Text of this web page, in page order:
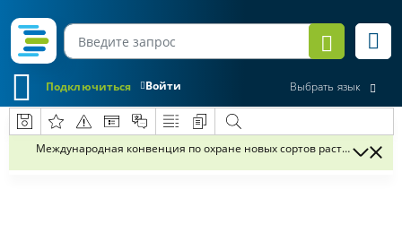
Войти
Подключиться Выбрать язык
Международная конвенция по охране новых сортов растений*